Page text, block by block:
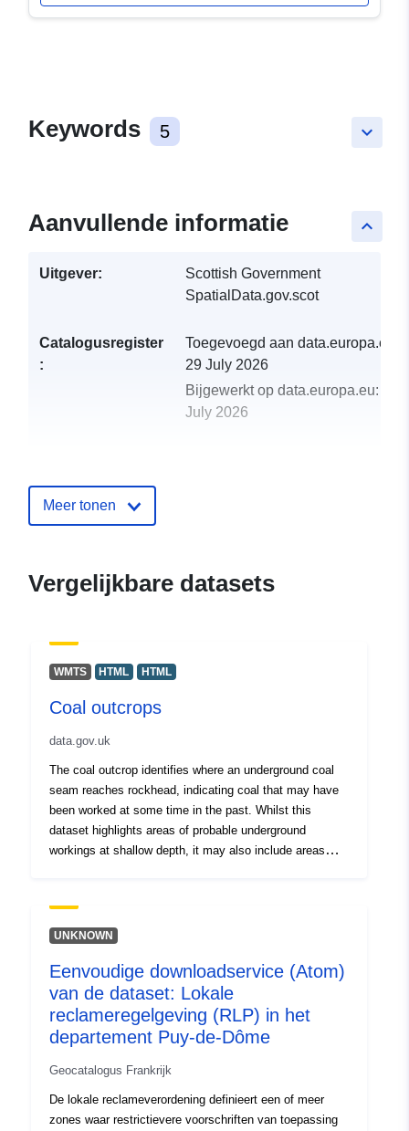
keyboard_arrow_down
Keywords 5
keyboard_arrow_up
Aanvullende informatie
Uitgever:
Scottish Government
SpatialData.gov.scot
Catalogusregister
:
Toegevoegd aan data.europa.eu:
29 July 2026
Bijgewerkt op data.europa.eu:
July 2026
Meer tonen
Vergelijkbare datasets
WMTS HTML HTML
Coal outcrops
data.gov.uk
The coal outcrop identifies where an underground coal
seam reaches rockhead, indicating coal that may have
been worked at some time in the past. Whilst this
dataset highlights areas of probable underground
workings at shallow depth, it may also include areas
Remediation Authority to better reflect its mission and
continued commitment to environmental sustainability,
UNKNOWN
Eenvoudige downloadservice (Atom)
van de dataset: Lokale
reclameregelgeving (RLP) in het
departement Puy-de-Dôme
Geocatalogus Frankrijk
De lokale reclameverordening definieert een of meer
zones waar restrictievere voorschriften van toepassing